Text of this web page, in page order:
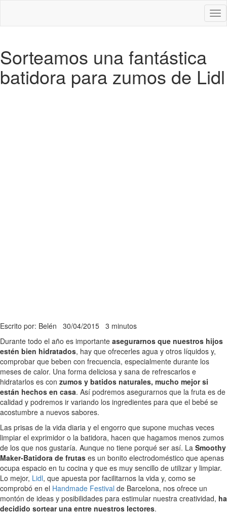
Sorteamos una fantástica
batidora para zumos de Lidl
Escrito por: Belén 30/04/2015 3 minutos
Durante todo el año es importante asegurarnos que nuestros hijos
estén bien hidratados, hay que ofrecerles agua y otros líquidos y,
comprobar que beben con frecuencia, especialmente durante los
meses de calor. Una forma deliciosa y sana de refrescarlos e
hidratarlos es con zumos y batidos naturales, mucho mejor si
están hechos en casa. Así podremos asegurarnos que la fruta es de
calidad y podremos ir variando los ingredientes para que el bebé se
acostumbre a nuevos sabores.
Las prisas de la vida diaria y el engorro que supone muchas veces
limpiar el exprimidor o la batidora, hacen que hagamos menos zumos
de los que nos gustaría. Aunque no tiene porqué ser así. La Smoothy
Maker-Batidora de frutas es un bonito electrodoméstico que apenas
ocupa espacio en tu cocina y que es muy sencillo de utilizar y limpiar.
Lo mejor, Lidl, que apuesta por facilitarnos la vida y, como se
comprobó en el Handmade Festival de Barcelona, nos ofrece un
montón de ideas y posibilidades para estimular nuestra creatividad, ha
decidido sortear una entre nuestros lectores.